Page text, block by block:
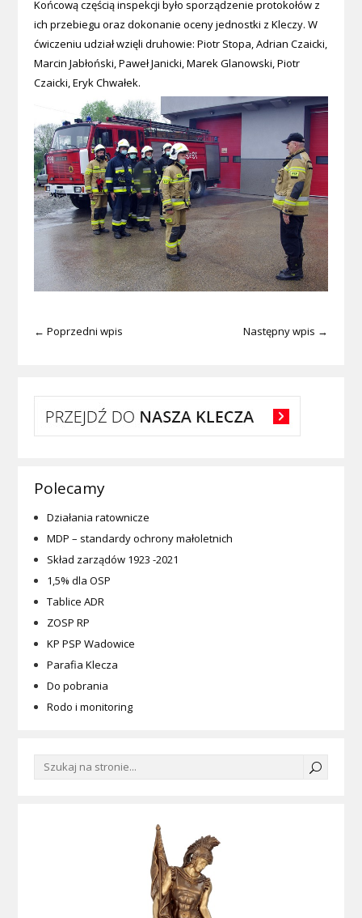
Końcową częścią inspekcji było sporządzenie protokołów z
ich przebiegu oraz dokonanie oceny jednostki z Kleczy. W
ćwiczeniu udział wzięli druhowie: Piotr Stopa, Adrian Czaicki,
Marcin Jabłoński, Paweł Janicki, Marek Glanowski, Piotr
Czaicki, Eryk Chwałek.
← Poprzedni wpis Następny wpis →
Polecamy
Działania ratownicze
MDP – standardy ochrony małoletnich
Skład zarządów 1923 -2021
1,5% dla OSP
Tablice ADR
ZOSP RP
KP PSP Wadowice
Parafia Klecza
Do pobrania
Rodo i monitoring